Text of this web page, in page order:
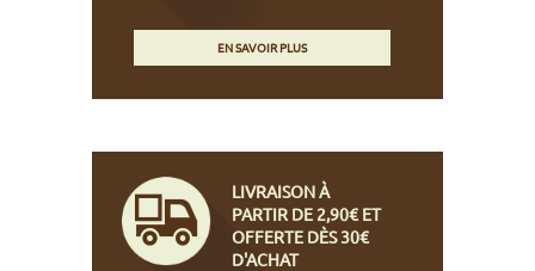
EN SAVOIR PLUS
LIVRAISON À
PARTIR DE 2,90€ ET
OFFERTE DÈS 30€
D'ACHAT